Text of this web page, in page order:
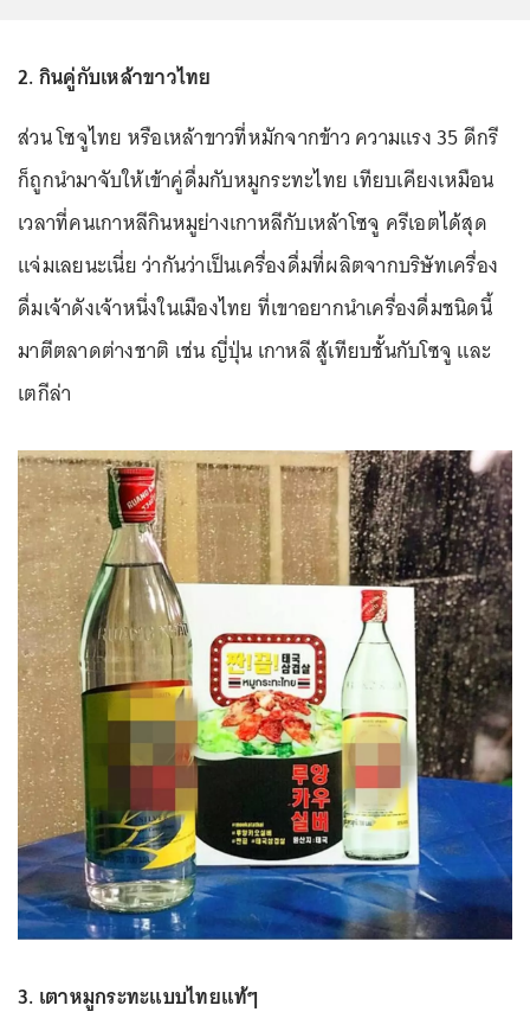
2. กินคู่กับเหล้าขาวไทย
ส่วน โซจูไทย หรือเหล้าขาวที่หมักจากข้าว ความแรง 35 ดีกรี
ก็ถูกนำมาจับให้เข้าคู่ดื่มกับหมูกระทะไทย เทียบเคียงเหมือน
เวลาที่คนเกาหลีกินหมูย่างเกาหลีกับเหล้าโซจู ครีเอตได้สุด
แจ่มเลยนะเนี่ย ว่ากันว่าเป็นเครื่องดื่มที่ผลิตจากบริษัทเครื่อง
ดื่มเจ้าดังเจ้าหนึ่งในเมืองไทย ที่เขาอยากนำเครื่องดื่มชนิดนี้
มาตีตลาดต่างชาติ เช่น ญี่ปุ่น เกาหลี สู้เทียบชั้นกับโซจู และ
เตกีล่า
3. เตาหมูกระทะแบบไทยแท้ๆ